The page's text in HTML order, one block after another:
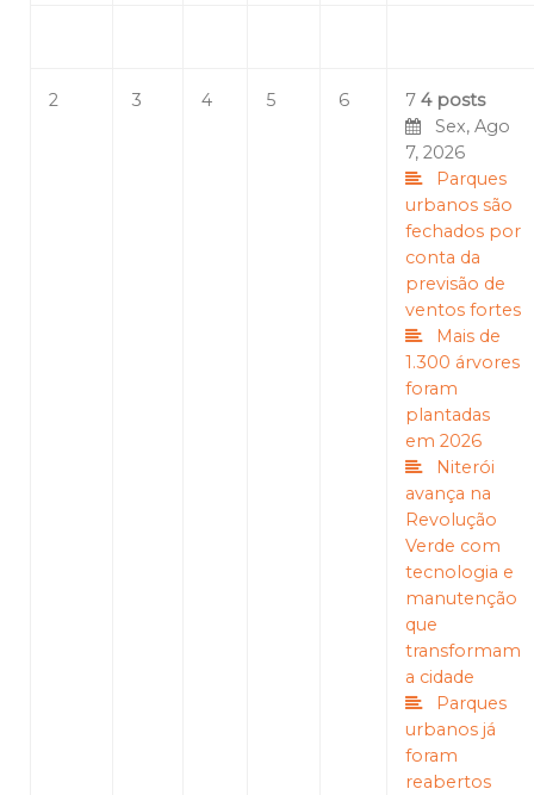
2 3 4 5 6 7 4 posts
Sex, Ago
7, 2026
Parques
urbanos são
fechados por
conta da
previsão de
ventos fortes
Mais de
1.300 árvores
foram
plantadas
em 2026
Niterói
avança na
Revolução
Verde com
tecnologia e
manutenção
que
transformam
a cidade
Parques
urbanos já
foram
reabertos